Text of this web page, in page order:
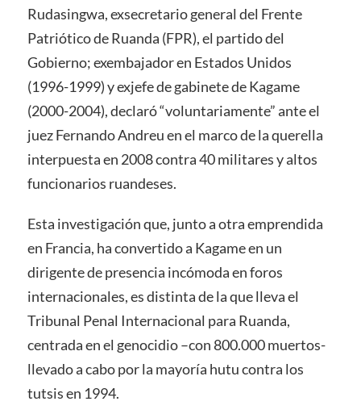
Rudasingwa, exsecretario general del Frente
Patriótico de Ruanda (FPR), el partido del
Gobierno; exembajador en Estados Unidos
(1996-1999) y exjefe de gabinete de Kagame
(2000-2004), declaró “voluntariamente” ante el
juez Fernando Andreu en el marco de la querella
interpuesta en 2008 contra 40 militares y altos
funcionarios ruandeses.
Esta investigación que, junto a otra emprendida
en Francia, ha convertido a Kagame en un
dirigente de presencia incómoda en foros
internacionales, es distinta de la que lleva el
Tribunal Penal Internacional para Ruanda,
centrada en el genocidio –con 800.000 muertos-
llevado a cabo por la mayoría hutu contra los
tutsis en 1994.